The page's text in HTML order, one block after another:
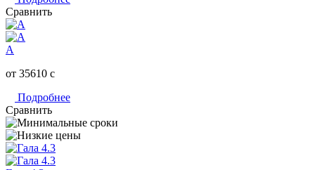
Сравнить
А
от 35610 c
Подробнее
Сравнить